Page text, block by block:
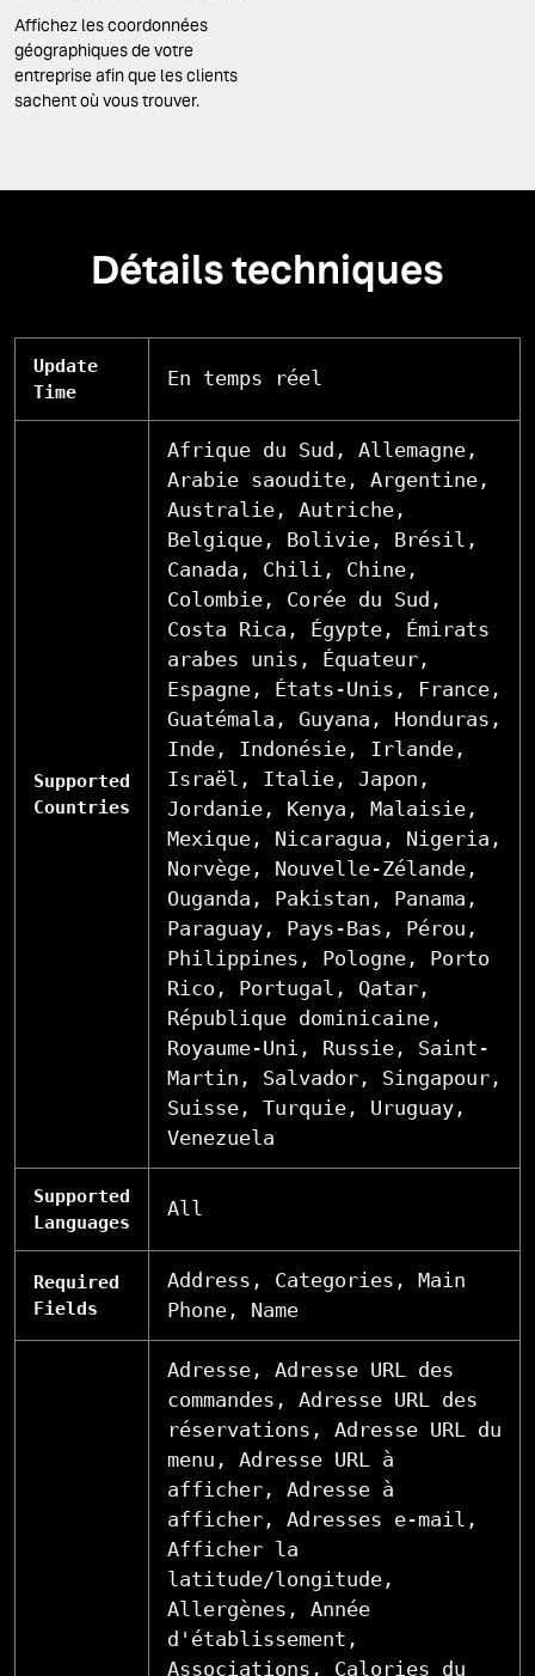
Affichez les coordonnées
géographiques de votre
entreprise afin que les clients
sachent où vous trouver.
Détails techniques
Update
Time
En temps réel
Supported
Countries
Afrique du Sud, Allemagne,
Arabie saoudite, Argentine,
Australie, Autriche,
Belgique, Bolivie, Brésil,
Canada, Chili, Chine,
Colombie, Corée du Sud,
Costa Rica, Égypte, Émirats
arabes unis, Équateur,
Espagne, États-Unis, France,
Guatémala, Guyana, Honduras,
Inde, Indonésie, Irlande,
Israël, Italie, Japon,
Jordanie, Kenya, Malaisie,
Mexique, Nicaragua, Nigeria,
Norvège, Nouvelle-Zélande,
Ouganda, Pakistan, Panama,
Paraguay, Pays-Bas, Pérou,
Philippines, Pologne, Porto
Rico, Portugal, Qatar,
République dominicaine,
Royaume-Uni, Russie, Saint-
Martin, Salvador, Singapour,
Suisse, Turquie, Uruguay,
Venezuela
Supported
Languages
All
Required
Fields
Address, Categories, Main
Phone, Name
Adresse, Adresse URL des
commandes, Adresse URL des
réservations, Adresse URL du
menu, Adresse URL à
afficher, Adresse à
afficher, Adresses e-mail,
Afficher la
latitude/longitude,
Allergènes, Année
d'établissement,
Associations, Calories du